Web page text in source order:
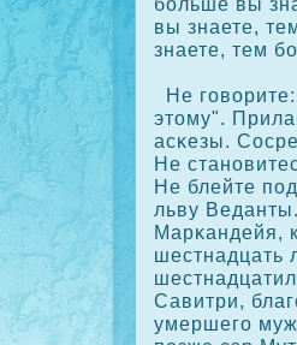
вы знаете,
знаете, тем
Не
этому".
асκезы.
Не
Не блейте
льву
Марκандейя,
шестнадцать
Савитри,
умершего